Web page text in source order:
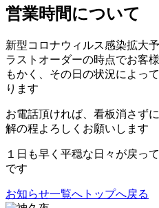
営業時間について
新型コロナウィルス感染拡大
ラストオーダーの時点でお客
もかく、その日の状況によっ
ります
お電話頂ければ、看板消さず
解の程よろしくお願いします
１日も早く平穏な日々が戻っ
です
お知らせ一覧へ トップへ戻る